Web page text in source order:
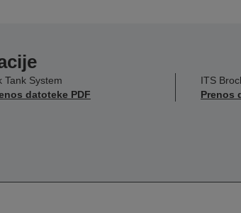
Tank System
datoteke PDF
ITS
Prenos